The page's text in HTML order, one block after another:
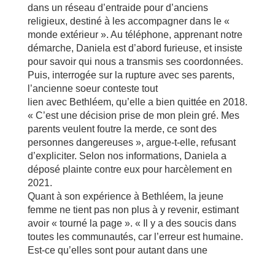
dans un réseau d’entraide pour d’anciens
religieux, destiné à les accompagner dans le «
monde extérieur ». Au téléphone, apprenant notre
démarche, Daniela est d’abord furieuse, et insiste
pour savoir qui nous a transmis ses coordonnées.
Puis, interrogée sur la rupture avec ses parents,
l’ancienne soeur conteste tout
lien avec Bethléem, qu’elle a bien quittée en 2018.
« C’est une décision prise de mon plein gré. Mes
parents veulent foutre la merde, ce sont des
personnes dangereuses », argue-t-elle, refusant
d’expliciter. Selon nos informations, Daniela a
déposé plainte contre eux pour harcèlement en
2021.
Quant à son expérience à Bethléem, la jeune
femme ne tient pas non plus à y revenir, estimant
avoir « tourné la page ». « Il y a des soucis dans
toutes les communautés, car l’erreur est humaine.
Est-ce qu’elles sont pour autant dans une